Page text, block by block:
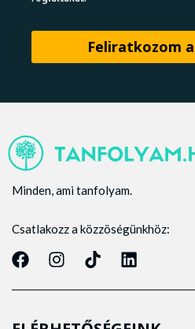
Minden, ami tanfolyam.
Csatlakozz a közzöségünkhöz: